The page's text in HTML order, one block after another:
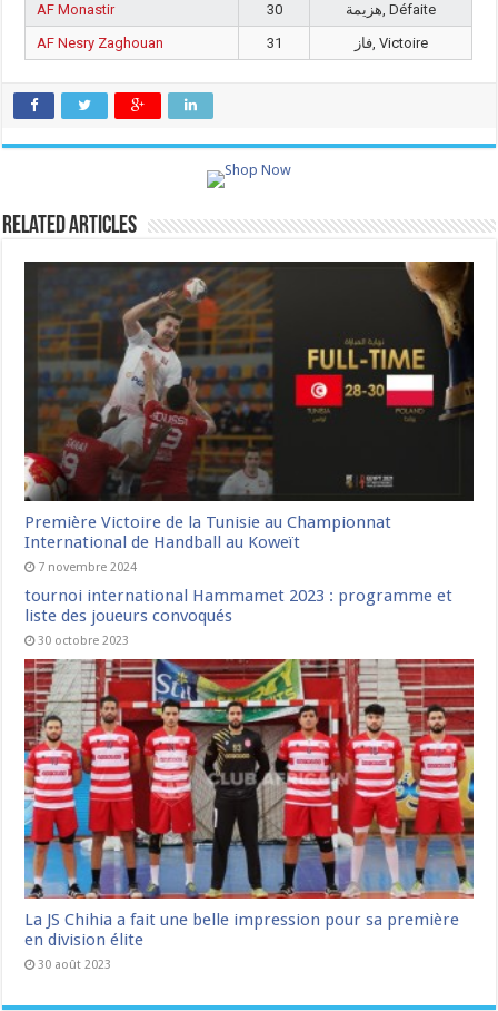
AF Monastir 30
هزيمة, Défaite
AF Nesry Zaghouan
31 فاز, Victoire
Related Articles
Première Victoire de la Tunisie au Championnat
International de Handball au Koweït
7 novembre 2024
tournoi international Hammamet 2023 : programme et
liste des joueurs convoqués
30 octobre 2023
La JS Chihia a fait une belle impression pour sa première
en division élite
30 août 2023